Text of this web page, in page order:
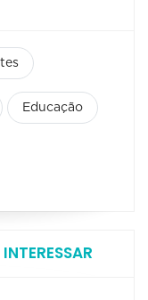
Educação